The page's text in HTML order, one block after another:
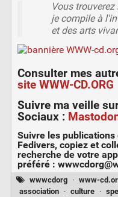
Vous
je compile à
et des arts
Consulter mes
site WWW-CD.ORG
Suivre ma veille
Sociaux:
Suivre les
Fedivers, copiez et
recherche de votre
préféré :
wwwcdorg · www-
association
· culture ·